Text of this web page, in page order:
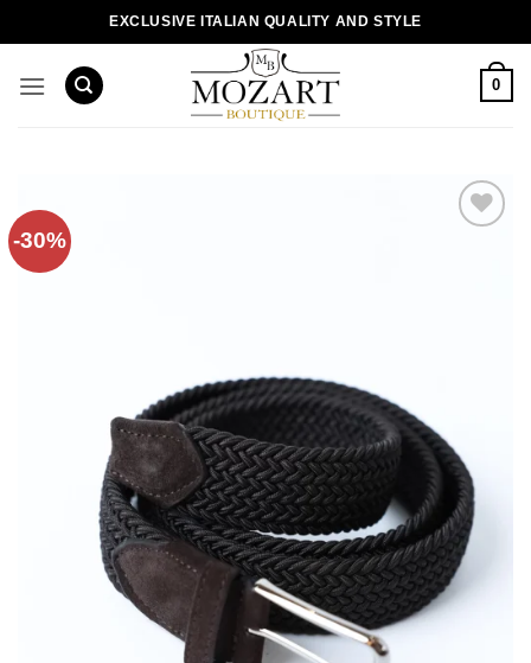
EXCLUSIVE ITALIAN QUALITY AND STYLE
0
-30%